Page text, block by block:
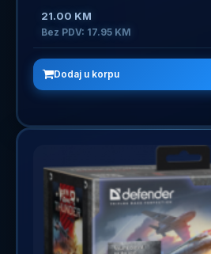
21.00 KM
Bez PDV: 17.95 KM
Dodaj u korpu